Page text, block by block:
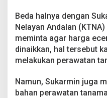
Beda halnya dengan
Nelayan Andalan
meminta agar harga
dinaikkan, hal tersebut
melakukan perawatan
Namun, Sukarmin juga
bahan perawatan